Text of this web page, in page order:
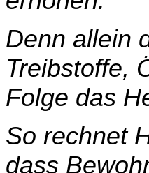
Denn allein
Treibstoffe,
Folge das
So rechnet
dass